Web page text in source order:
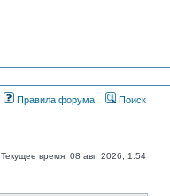
Правила форума Поиск
Текущее время: 08 авг, 2026, 1:54